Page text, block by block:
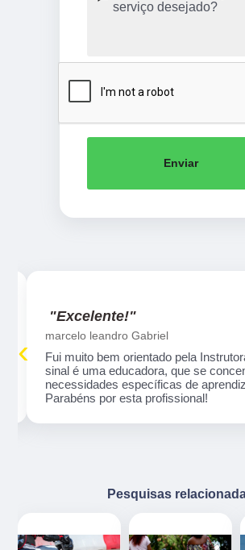
Enviar
"Excelente!"
marcelo leandro Gabriel
Fui muito bem orientado pela
sinal é uma educadora, que se
necessidades específicas de
Parabéns por esta profissional!
‹
Pesquisas